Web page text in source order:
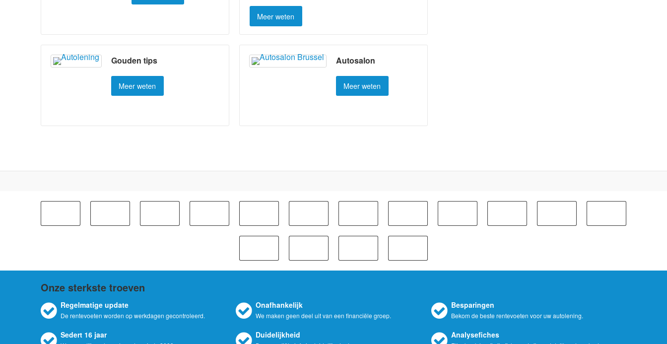
Meer weten
Gouden tips
Meer weten
Autosalon
Meer weten
Onze sterkste troeven
Regelmatige update
De rentevoeten worden op werkdagen gecontroleerd.
Onafhankelijk
We maken geen deel uit van een financiële groep.
Besparingen
Bekom de beste rentevoeten voor uw autolening.
Sedert 16 jaar Duidelijkheid Analysefiches